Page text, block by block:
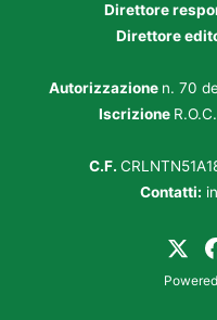
Direttore
Direttore
Autorizzazione n. 70
Iscrizione
C.F.
Contatti: